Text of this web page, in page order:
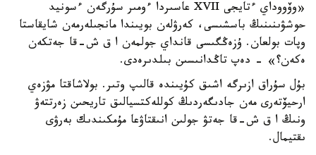
«وۆووداي ءتايجى XVII عاسىردا ءومىر سۇرگەن ءسونيد
حوشۋىنىنىڭ باسشىسى، كەرۋلەن بويىندا مانجىلەرمەن شايقاستا
وپات بولعان. ۇزەڭگىسى قانداي جولمەن ا ق ش-قا جەتكەن
ەكەن؟» - دەپ تاڭدانىسىن بىلدىرەدى.
بۇل سۇراق ازىرگە اشىق كۇيىندە قالىپ وتىر. بولاشاقتا مۋزەي
ارحيۆتەرى مەن جادىگەردىڭ كوللەكتسيالىق تاريحىن زەرتتەۋ
ونىڭ ا ق ش-قا جەتۋ جولىن انىقتاۋعا مۇمكىندىك بەرۋى
ىقتيمال.